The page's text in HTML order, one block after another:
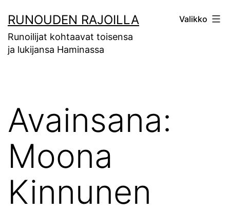
sisältöön
RUNOUDEN RAJOILLA
Runoilijat kohtaavat toisensa
ja lukijansa Haminassa
Valikko
Avainsana:
Moona
Kinnunen